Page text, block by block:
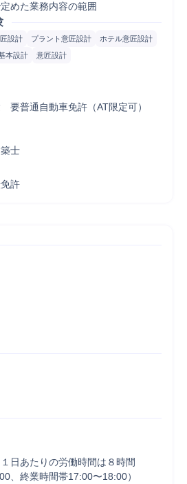
めた業務内容の範囲
設計 プラント意匠設計
ホテル意匠設計
本設計 意匠設計
要普通自動車免許（AT限定可）
士
許
日あたりの労働時間は８時間
、終業時間帯17:00〜18:00）